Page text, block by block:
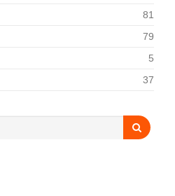
81
79
5
37